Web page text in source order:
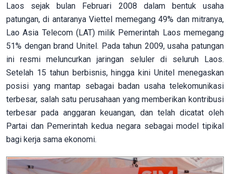
Laos sejak bulan Februari 2008 dalam bentuk usaha
patungan, di antaranya Viettel memegang 49% dan mitranya,
Lao Asia Telecom (LAT) milik Pemerintah Laos memegang
51% dengan brand Unitel. Pada tahun 2009, usaha patungan
ini resmi meluncurkan jaringan seluler di seluruh Laos.
Setelah 15 tahun berbisnis, hingga kini Unitel menegaskan
posisi yang mantap sebagai badan usaha telekomunikasi
terbesar, salah satu perusahaan yang memberikan kontribusi
terbesar pada anggaran keuangan, dan telah dicatat oleh
Partai dan Pemerintah kedua negara sebagai model tipikal
bagi kerja sama ekonomi.